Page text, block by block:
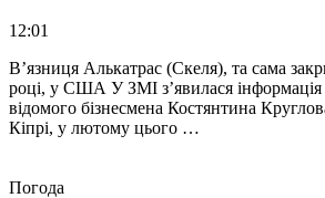
12:01
В’язниця Алькатрас (Скеля), та сама
році, у США У ЗМІ з’явилася
відомого бізнесмена Костянтина
Кіпрі, у лютому цього …
Погода